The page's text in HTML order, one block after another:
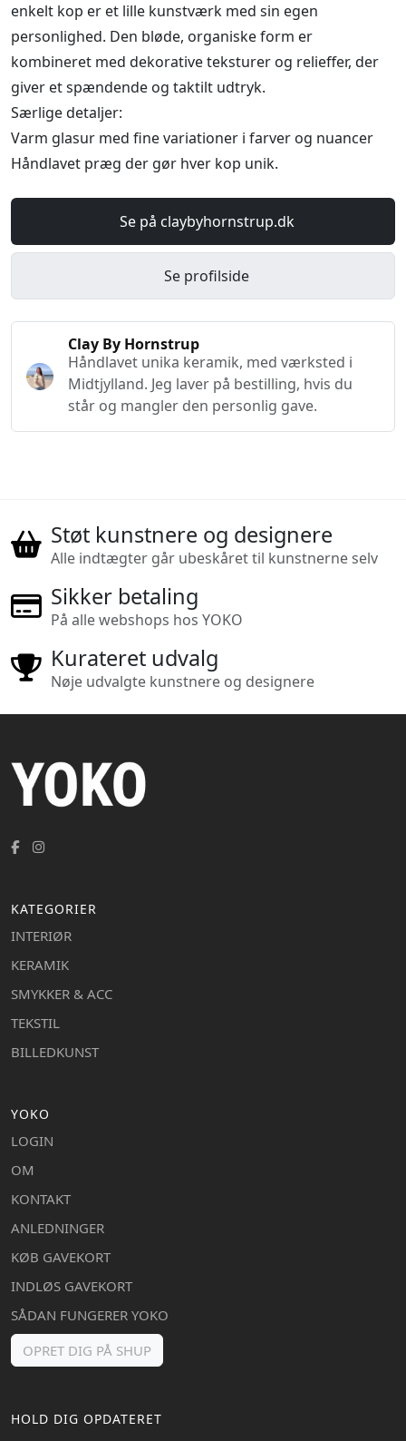
enkelt kop er et lille kunstværk med sin egen
personlighed. Den bløde, organiske form er
kombineret med dekorative teksturer og relieffer, der
giver et spændende og taktilt udtryk.
Særlige detaljer:
Varm glasur med fine variationer i farver og nuancer
Håndlavet præg der gør hver kop unik.
Se på claybyhornstrup.dk
Se profilside
Clay By Hornstrup
Håndlavet unika keramik, med værksted i
Midtjylland. Jeg laver på bestilling, hvis du
står og mangler den personlig gave.
Støt kunstnere og designere
Alle indtægter går ubeskåret til kunstnerne selv
Sikker betaling
På alle webshops hos YOKO
Kurateret udvalg
Nøje udvalgte kunstnere og designere
KATEGORIER
INTERIØR
KERAMIK
SMYKKER & ACC
TEKSTIL
BILLEDKUNST
YOKO
LOGIN
OM
KONTAKT
ANLEDNINGER
KØB GAVEKORT
INDLØS GAVEKORT
SÅDAN FUNGERER YOKO
OPRET DIG PÅ SHUP
HOLD DIG OPDATERET